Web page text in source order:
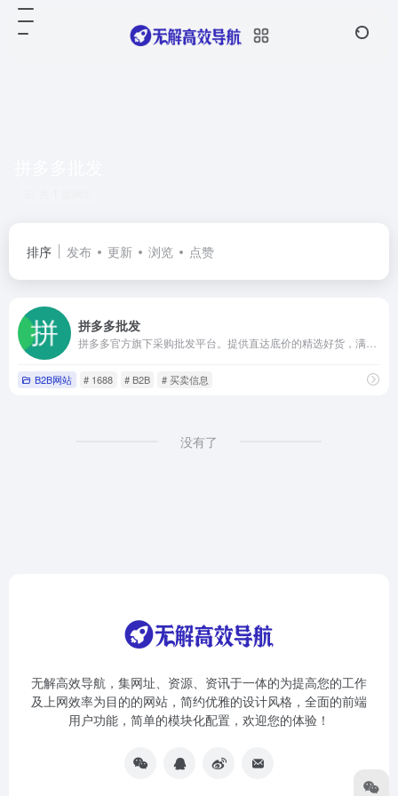
排序 发布 更新 浏览 点赞
拼多多批发
B2B网站 # 1688 # B2B # 买卖信息
没有了
无解高效导航，集网址、资源、资讯于一体的为提高您的工作
及上网效率为目的的网站，简约优雅的设计风格，全面的前端
用户功能，简单的模块化配置，欢迎您的体验！